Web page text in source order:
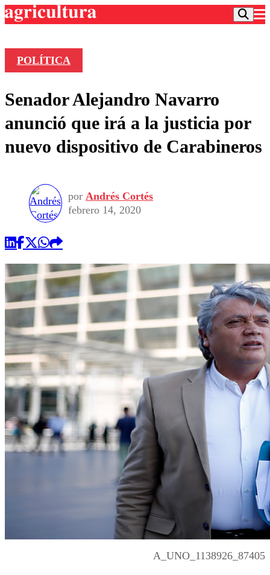
Frecuencias
Agricultura TV
Deportes
Colo Colo
Seleccion Chilena
Torneo Internacional
Entretención
Economía
Internacional
Publicaciones en medios
Opinión
POLÍTICA
Senador Alejandro Navarro
anunció que irá a la justicia por
nuevo dispositivo de Carabineros
por Andrés Cortés
febrero 14, 2020
A_UNO_1138926_87405